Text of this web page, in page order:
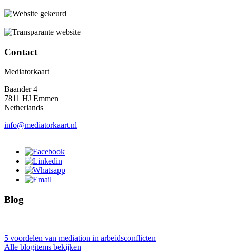
Contact
Mediatorkaart
Baander 4
7811 HJ Emmen
Netherlands
info@mediatorkaart.nl
Blog
5 voordelen van mediation in arbeidsconflicten
Alle blogitems bekijken